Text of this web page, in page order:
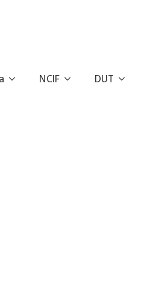
NCIF DUT